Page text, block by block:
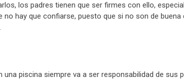
los padres tienen que ser firmes con ello,
hay que confiarse, puesto que si no son de buena
una piscina siempre va a ser responsabilidad de sus